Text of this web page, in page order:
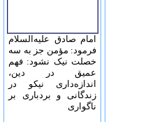
امام صادق علیه‌السلام
فرمود: مؤمن جز به سه
خصلت نیک نشود: فهم
عمیق در دین،
اندازه‌دارى نیکو در
زندگانى و بردبارى بر
ناگوارى